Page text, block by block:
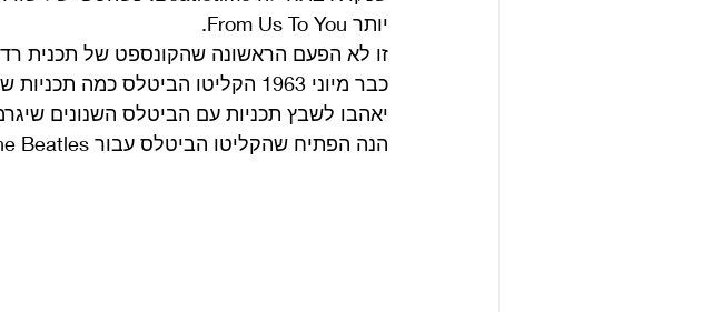
The Beatles - White Album
קאברים סרטים טלוויזיה
יותר From Us To You.
זו לא הפעם הראשונה שהקונספט של תכנית
יאהבו לשבץ תכניות עם הביטלס השנונים
הנה הפתיח שהקליטו הביטלס עבור Pop Goes the Beatles: